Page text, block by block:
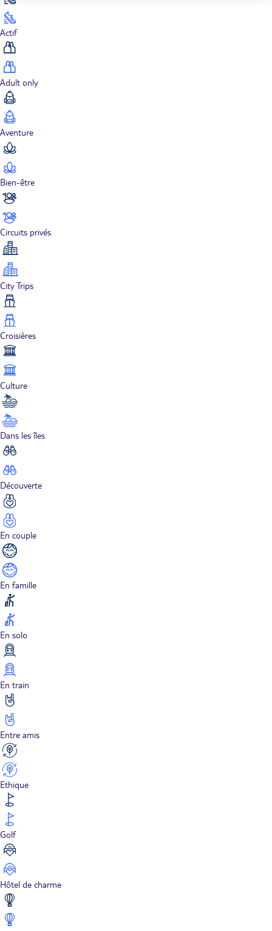
Actif
Adult only
Aventure
Bien-être
Circuits privés
City Trips
Croisières
Culture
Dans les îles
Découverte
En couple
En famille
En solo
En train
Entre amis
Ethique
Golf
Hôtel de charme